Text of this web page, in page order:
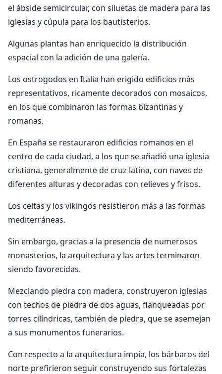
el ábside semicircular, con siluetas de madera para las
iglesias y cúpula para los bautisterios.
Algunas plantas han enriquecido la distribución
espacial con la adición de una galería.
Los ostrogodos en Italia han erigido edificios más
representativos, ricamente decorados con mosaicos,
en los que combinaron las formas bizantinas y
romanas.
En España se restauraron edificios romanos en el
centro de cada ciudad, a los que se añadió una iglesia
cristiana, generalmente de cruz latina, con naves de
diferentes alturas y decoradas con relieves y frisos.
Los celtas y los vikingos resistieron más a las formas
mediterráneas.
Sin embargo, gracias a la presencia de numerosos
monasterios, la arquitectura y las artes terminaron
siendo favorecidas.
Mezclando piedra con madera, construyeron iglesias
con techos de piedra de dos aguas, flanqueadas por
torres cilíndricas, también de piedra, que se asemejan
a sus monumentos funerarios.
Con respecto a la arquitectura impía, los bárbaros del
norte prefirieron seguir construyendo sus fortalezas